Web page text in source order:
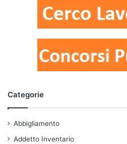
Categorie
Abbigliamento
Addetto Inventario